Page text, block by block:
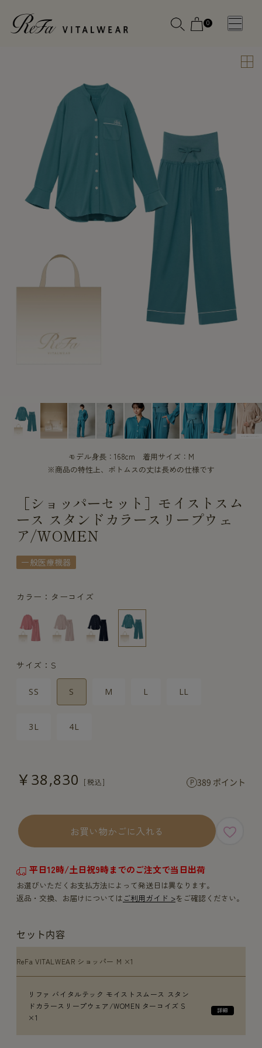
0
WOMEN
新商品
全ての商
SLEEP WEAR
アクセ
サリー
メディ
カル
ピロー
SERVICE
MEN
新商品
全ての商
SLEEP WEAR
アクセ
サリー
メディ
カル
ピロー
SERVICE
モデル身長：168cm 着用サイズ：M
※商品の特性上、ボトムスの丈は長めの仕様です
［ショッパーセット］モイストスム
ース スタンドカラースリープウェ
ア/WOMEN
一般医療機器
カラー：ターコイズ
サイズ：S
SS S M L LL
3L 4L
￥38,830 389 ポイント
お買い物かごに入れる
平日12時/土日祝9時までのご注文で当日出荷
お選びいただくお支払方法によって発送日は異なります。
返品・交換、お届けについてはご利用ガイド >をご確認ください。
セット内容
ReFa VITALWEAR ショッパー M ×1
リファ バイタルテック モイストスムース スタン
ドカラースリープウェア/WOMEN ターコイズ S
×1